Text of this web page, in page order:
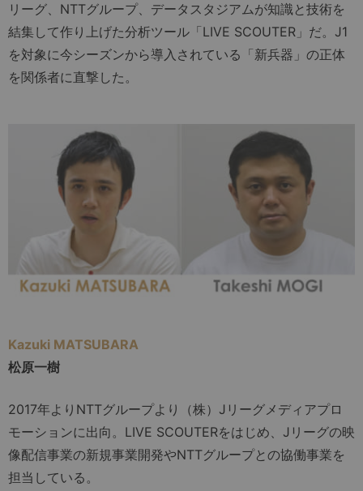
リーグ、NTTグループ、データスタジアムが知識と技術を
結集して作り上げた分析ツール「LIVE SCOUTER」だ。J1
を対象に今シーズンから導入されている「新兵器」の正体
を関係者に直撃した。
Kazuki MATSUBARA
松原一樹
2017年よりNTTグループより（株）Jリーグメディアプロ
モーションに出向。LIVE SCOUTERをはじめ、Jリーグの映
像配信事業の新規事業開発やNTTグループとの協働事業を
担当している。